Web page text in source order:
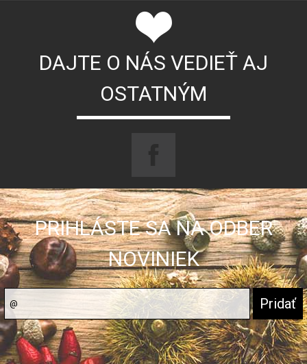
DAJTE O NÁS VEDIEŤ AJ
OSTATNÝM
PRIHLÁSTE SA NA ODBER
NOVINIEK